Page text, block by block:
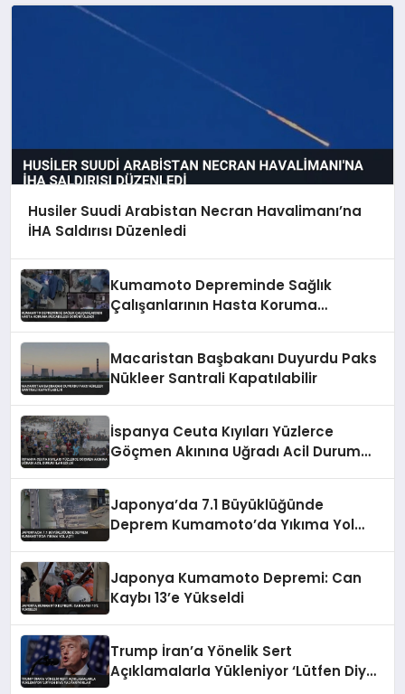
Husiler Suudi Arabistan Necran Havalimanı’na
İHA Saldırısı Düzenledi
Kumamoto Depreminde Sağlık
Çalışanlarının Hasta Koruma
Macaristan Başbakanı Duyurdu Paks
Nükleer Santrali Kapatılabilir
İspanya Ceuta Kıyıları Yüzlerce
Göçmen Akınına Uğradı Acil Durum
Japonya’da 7.1 Büyüklüğünde
Deprem Kumamoto’da Yıkıma Yol
Japonya Kumamoto Depremi: Can
Kaybı 13’e Yükseldi
Trump İran’a Yönelik Sert
Açıklamalarla Yükleniyor ‘Lütfen Diye